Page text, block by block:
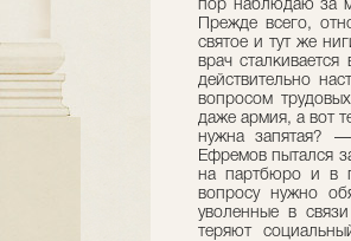
пор наблюдаю за
Прежде всего,
святое и тут же
врач
действительно
вопросом
даже армия, а вот
нужна запятая?
Ефремов пытался
на партбюро и в
вопросу нужно
уволенные в
теряют